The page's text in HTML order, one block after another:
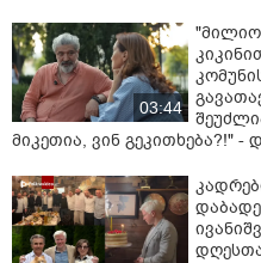
03:44
მიკეთია, ვინ გეკითხება?!" -